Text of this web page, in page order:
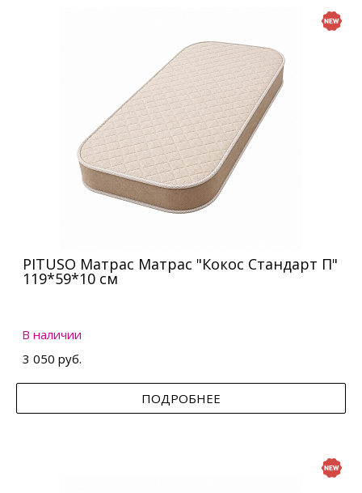
PITUSO Матрас Матрас "Кокос Стандарт П"
119*59*10 см
В наличии
3 050 руб.
ПОДРОБНЕЕ